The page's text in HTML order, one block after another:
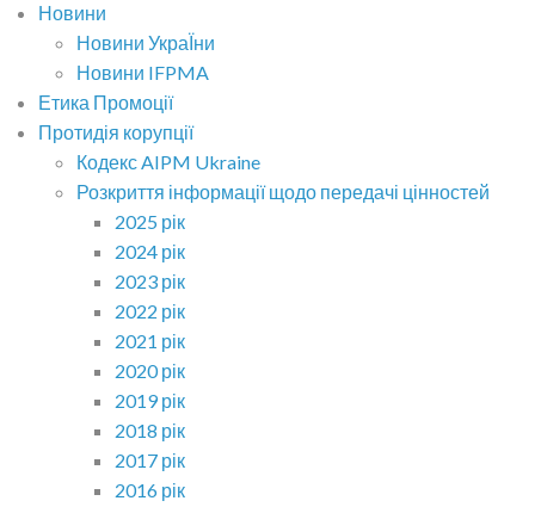
Новини
Новини УкраЇни
Новини IFPMA
Етика Промоції
Протидія корупції
Кодекс AIPM Ukraine
Розкриття інформації щодо передачі цінностей
2025 рік
2024 рік
2023 рік
2022 рік
2021 рік
2020 рік
2019 рік
2018 рік
2017 рік
2016 рік